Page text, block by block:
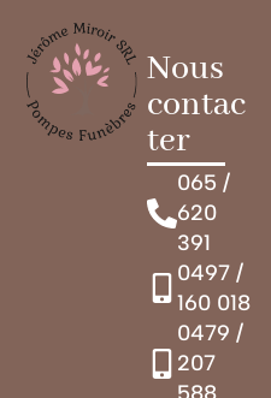
Nous
contac
ter
065 /
620
391
0497 /
160 018
0479 /
207